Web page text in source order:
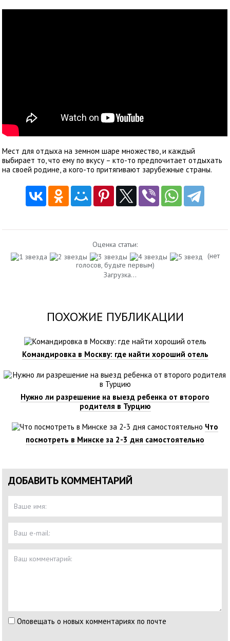
Мест для отдыха на земном шаре множество, и каждый
выбирает то, что ему по вкусу – кто-то предпочитает отдыхать
на своей родине, а кого-то притягивают зарубежные страны.
Оценка статьи:
(нет
голосов, будьте первым)
Загрузка...
ПОХОЖИЕ ПУБЛИКАЦИИ
Командировка в Москву: где найти хороший отель
Нужно ли разрешение на выезд ребенка от второго
родителя в Турцию
Что
посмотреть в Минске за 2-3 дня самостоятельно
ДОБАВИТЬ КОММЕНТАРИЙ
Оповещать о новых комментариях по почте